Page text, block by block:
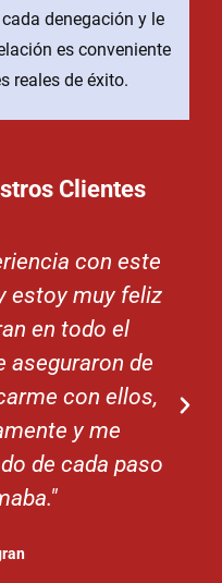
denegación y le
es conveniente
reales de éxito.
Clientes
con este
estoy muy feliz
en todo el
aseguraron de
con ellos,
y me
de cada paso